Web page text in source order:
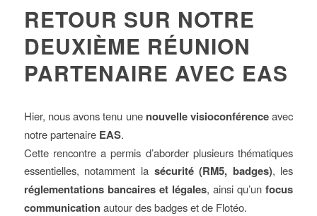
RETOUR SUR NOTRE
DEUXIÈME RÉUNION
PARTENAIRE AVEC EAS
Hier, nous avons tenu une nouvelle visioconférenceavec
notre partenaire EAS.
Cette rencontre a permis d’aborder plusieurs thématiques
essentielles, notamment la sécurité (RM5, badges), les
réglementations bancaires et légales, ainsi qu’unfocus
communicationautour des badges et de Flotéo.